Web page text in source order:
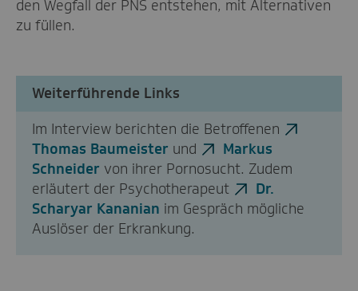
den Wegfall der PNS entstehen, mit Alternativen
zu füllen.
Weiterführende Links
Im Interview berichten die Betroffenen
Thomas Baumeister und
Markus
Schneider von ihrer Pornosucht. Zudem
erläutert der Psychotherapeut
Dr.
Scharyar Kananian im Gespräch mögliche
Auslöser der Erkrankung.